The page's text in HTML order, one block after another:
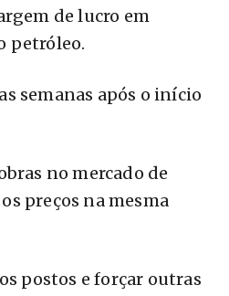
de lucro em
petróleo.
semanas após o início
no mercado de
preços na mesma
postos e forçar outras